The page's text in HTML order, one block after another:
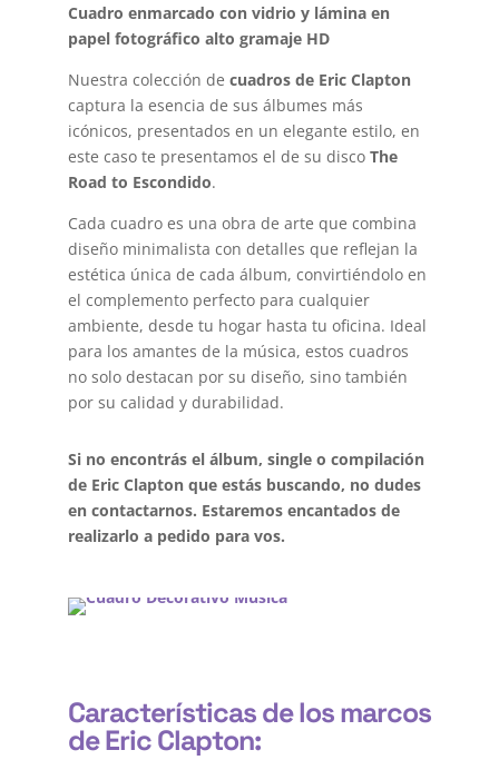
Cuadro enmarcado con vidrio y lámina en
papel fotográfico alto gramaje HD
Nuestra colección de cuadros de Eric Clapton
captura la esencia de sus álbumes más
icónicos, presentados en un elegante estilo, en
este caso te presentamos el de su disco The
Road to Escondido.
Cada cuadro es una obra de arte que combina
diseño minimalista con detalles que reflejan la
estética única de cada álbum, convirtiéndolo en
el complemento perfecto para cualquier
ambiente, desde tu hogar hasta tu oficina. Ideal
para los amantes de la música, estos cuadros
no solo destacan por su diseño, sino también
por su calidad y durabilidad.
Si no encontrás el álbum, single o compilación
de Eric Clapton que estás buscando, no dudes
en contactarnos. Estaremos encantados de
realizarlo a pedido para vos.
Características de los marcos
de Eric Clapton: